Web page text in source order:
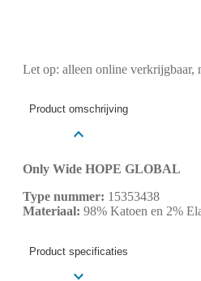
Let op: alleen online verkrijgbaar,
Product omschrijving
Only Wide HOPE GLOBAL
Type nummer: 15353438
Materiaal: 98% Katoen en 2%
Product specificaties